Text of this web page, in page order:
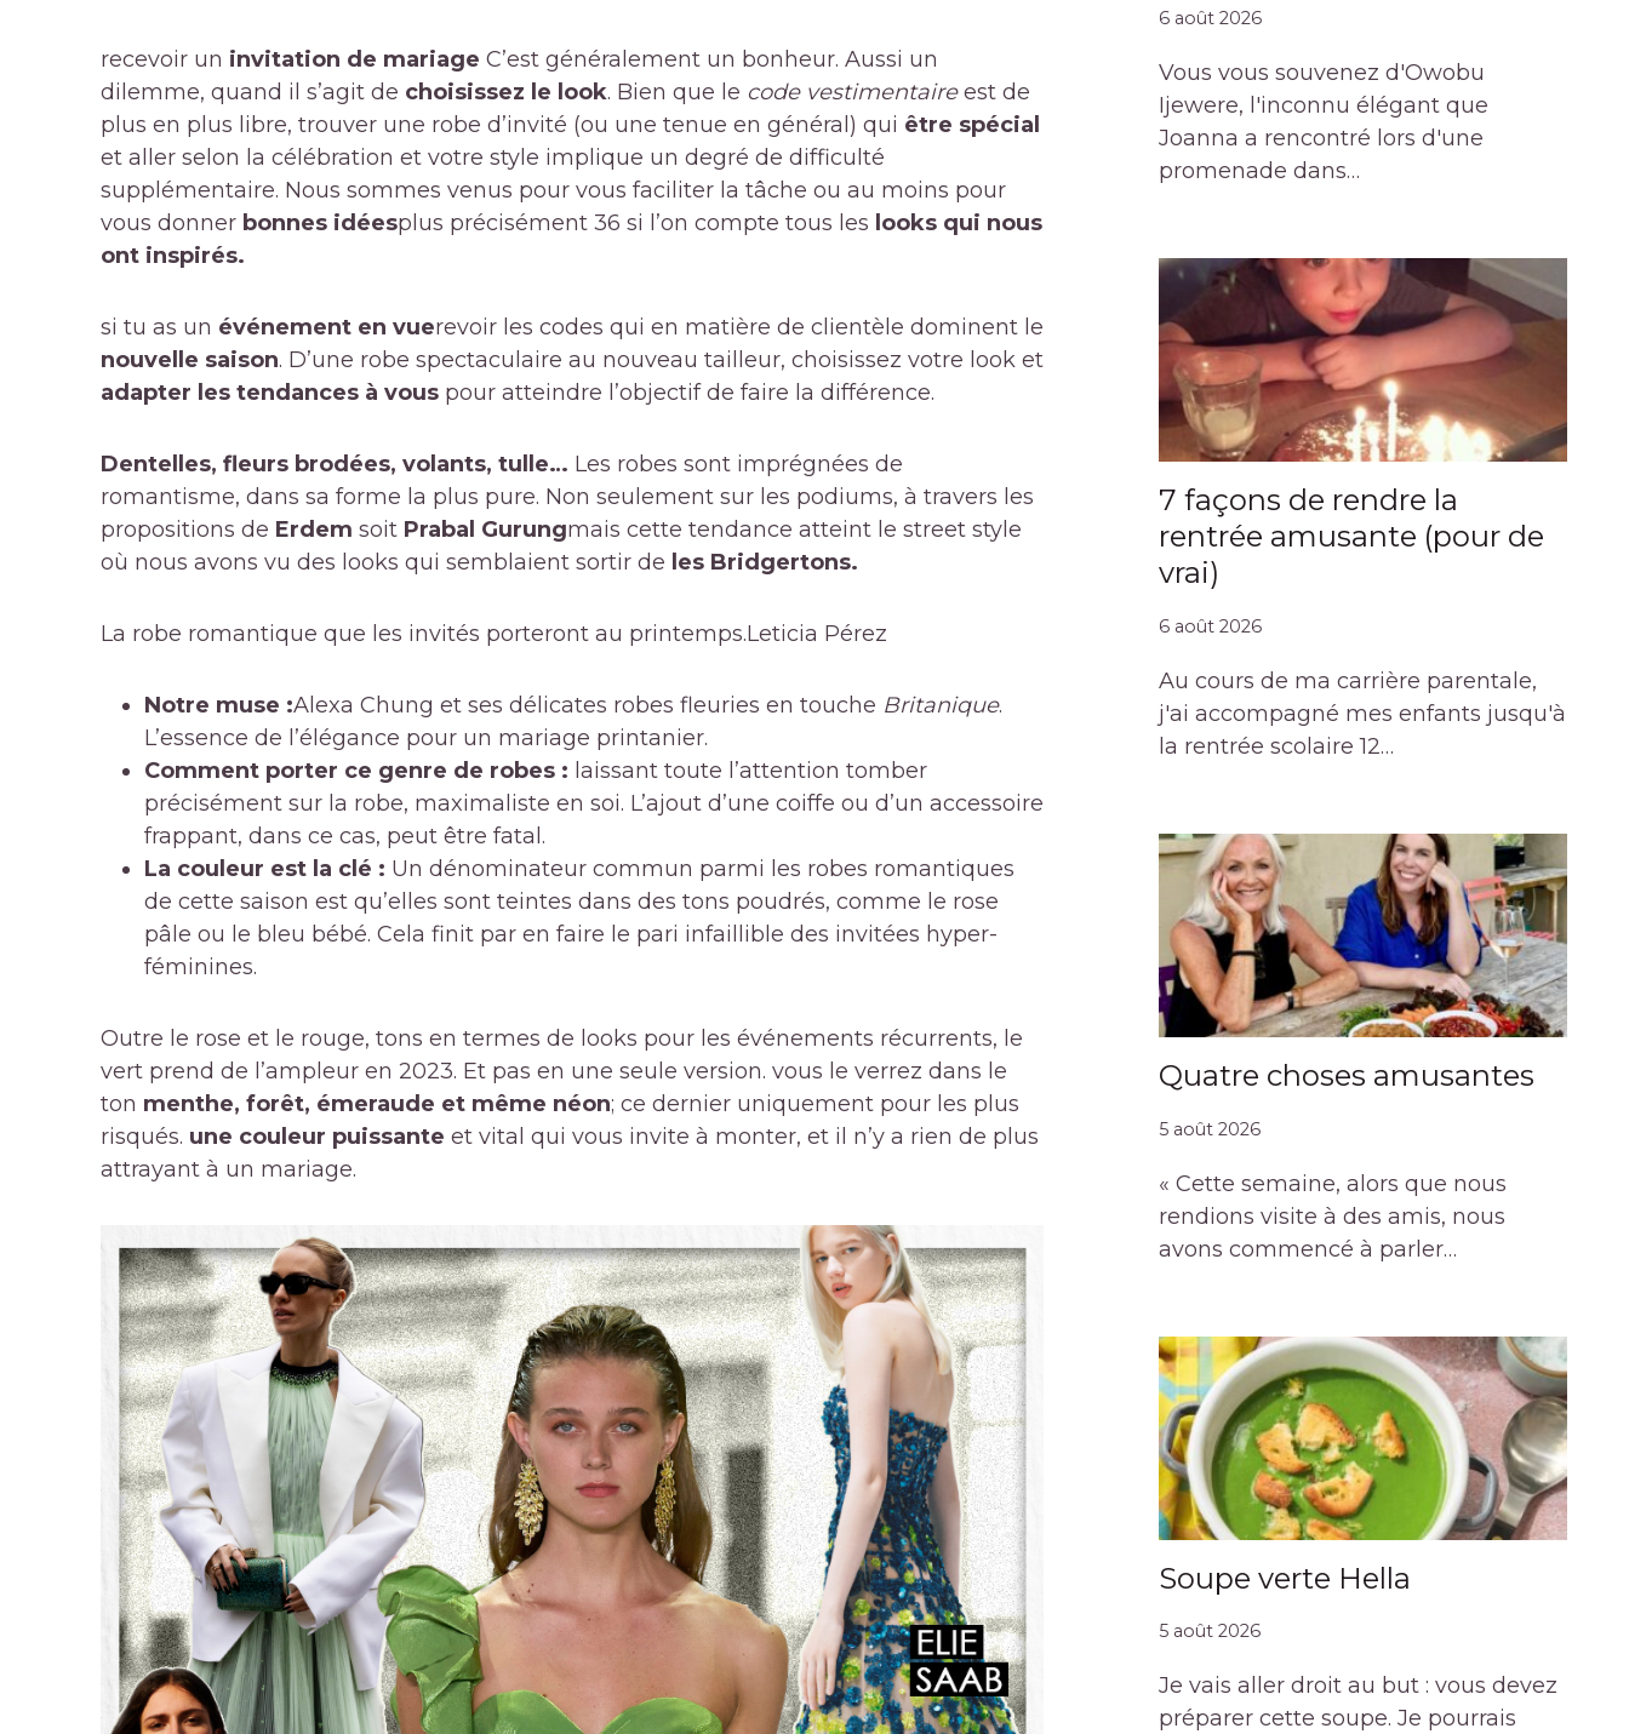
recevoir un invitation de mariage C’est généralement un bonheur. Aussi un
dilemme, quand il s’agit de choisissez le look. Bien que le code vestimentaireest de
plus en plus libre, trouver une robe d’invité (ou une tenue en général) qui être spécial
et aller selon la célébration et votre style implique un degré de difficulté
supplémentaire. Nous sommes venus pour vous faciliter la tâche ou au moins pour
vous donner bonnes idéesplus précisément 36 si l’on compte tous les looks qui nous
ont inspirés.
si tu as un événement en vuerevoir les codes qui en matière de clientèle dominent le
nouvelle saison. D’une robe spectaculaire au nouveau tailleur, choisissez votre look et
adapter les tendances à vous pour atteindre l’objectif de faire la différence.
Dentelles, fleurs brodées, volants, tulle… Les robes sont imprégnées de
romantisme, dans sa forme la plus pure. Non seulement sur les podiums, à travers les
propositions de Erdem soit Prabal Gurungmais cette tendance atteint le street style
où nous avons vu des looks qui semblaient sortir de les Bridgertons.
La robe romantique que les invités porteront au printemps.Leticia Pérez
Notre muse :Alexa Chung et ses délicates robes fleuries en touche Britanique.
L’essence de l’élégance pour un mariage printanier.
Comment porter ce genre de robes : laissant toute l’attention tomber
précisément sur la robe, maximaliste en soi. L’ajout d’une coiffe ou d’un accessoire
frappant, dans ce cas, peut être fatal.
La couleur est la clé : Un dénominateur commun parmi les robes romantiques
de cette saison est qu’elles sont teintes dans des tons poudrés, comme le rose
pâle ou le bleu bébé. Cela finit par en faire le pari infaillible des invitées hyper-
féminines.
Outre le rose et le rouge, tons en termes de looks pour les événements récurrents, le
vert prend de l’ampleur en 2023. Et pas en une seule version. vous le verrez dans le
ton menthe, forêt, émeraude et même néon; ce dernier uniquement pour les plus
risqués. une couleur puissante et vital qui vous invite à monter, et il n’y a rien de plus
attrayant à un mariage.
6 août 2026
Vous vous souvenez d'Owobu
Ijewere, l'inconnu élégant que
Joanna a rencontré lors d'une
promenade dans…
7 façons de rendre la
rentrée amusante (pour de
vrai)
6 août 2026
Au cours de ma carrière parentale,
j'ai accompagné mes enfants jusqu'à
la rentrée scolaire 12…
Quatre choses amusantes
5 août 2026
« Cette semaine, alors que nous
rendions visite à des amis, nous
avons commencé à parler…
Soupe verte Hella
5 août 2026
Je vais aller droit au but : vous devez
préparer cette soupe. Je pourrais